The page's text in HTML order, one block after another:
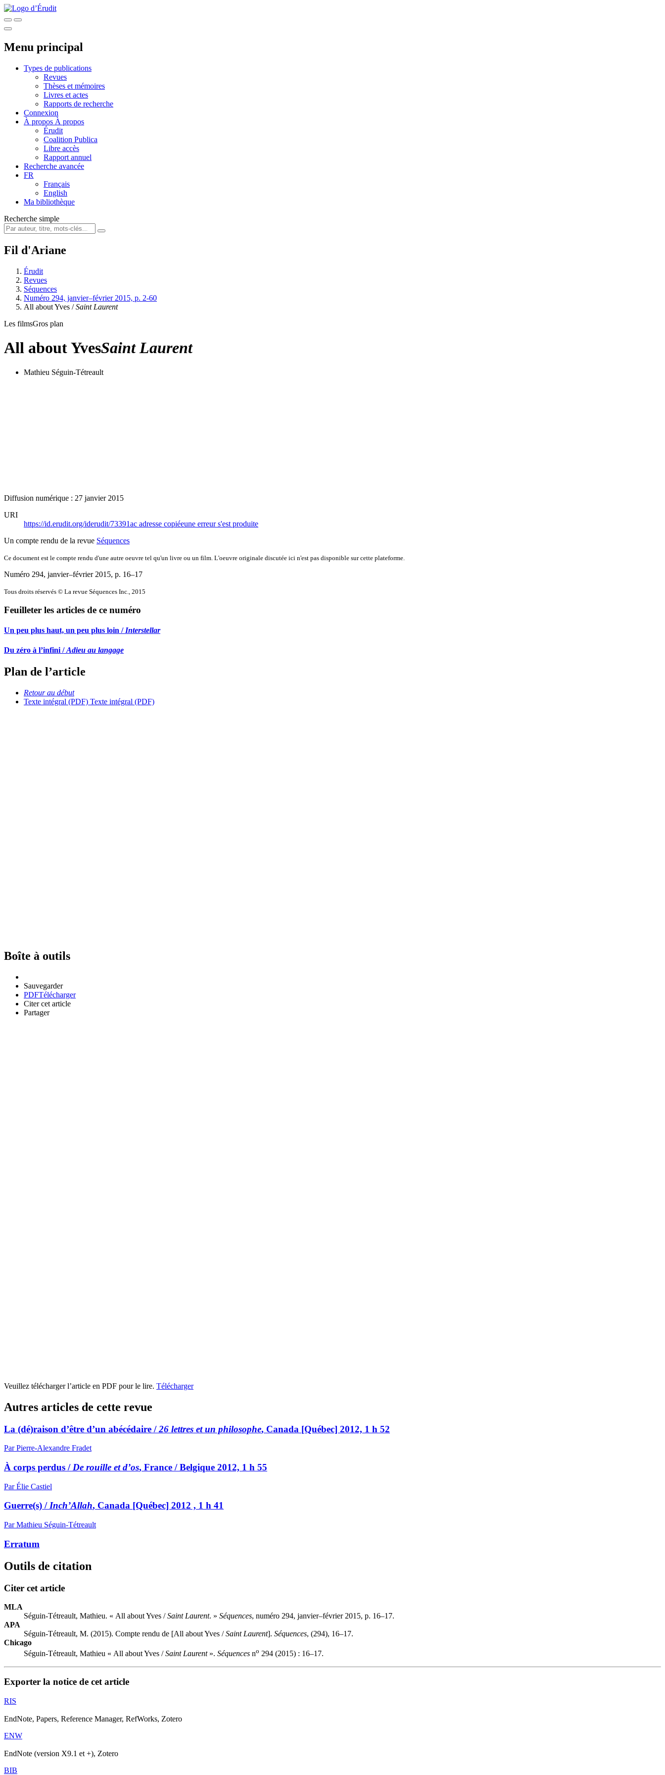
Menu principal
Types de publications
Revues
Thèses et mémoires
Livres et actes
Rapports de recherche
Connexion
À propos À propos
Érudit
Coalition Publica
Libre accès
Rapport annuel
Recherche avancée
FR
Français
English
Ma bibliothèque
Recherche simple
Fil d'Ariane
Érudit
Revues
Séquences
Numéro 294, janvier–février 2015, p. 2-60
All about Yves /Saint Laurent
Les filmsGros plan
All about YvesSaint Laurent
Mathieu Séguin-Tétreault
Diffusion numérique : 27 janvier 2015
URI
https://id.erudit.org/iderudit/73391ac adresse copiéeune erreur s'est produite
Un compte rendu de la revue Séquences
Ce document est le compte rendu d'une autre oeuvre tel qu'un livre ou un film. L'oeuvre originale discutée ici n'est pas disponible sur cette plateforme.
Numéro 294, janvier–février 2015, p. 16–17
Tous droits réservés © La revue Séquences Inc., 2015
Feuilleter les articles de ce numéro
Un peu plus haut, un peu plus loin /Interstellar
Du zéro à l’infini /Adieu au langage
Plan de l’article
Retour au début
Texte intégral (PDF) Texte intégral (PDF)
Boîte à outils
Sauvegarder
PDFTélécharger
Citer cet article
Partager
Veuillez télécharger l’article en PDF pour le lire. Télécharger
Autres articles de cette revue
La (dé)raison d’être d’un abécédaire /26 lettres et un philosophe, Canada [Québec] 2012, 1 h 52
Par Pierre-Alexandre Fradet
À corps perdus / De rouille et d’os, France / Belgique 2012, 1 h 55
Par Élie Castiel
Guerre(s) /Inch’Allah, Canada [Québec] 2012 , 1 h 41
Par Mathieu Séguin-Tétreault
Erratum
Outils de citation
Citer cet article
MLA
Séguin-Tétreault, Mathieu. « All about Yves /Saint Laurent. » Séquences, numéro 294, janvier–février 2015, p. 16–17.
APA
Séguin-Tétreault, M. (2015). Compte rendu de [All about Yves /Saint Laurent]. Séquences, (294), 16–17.
Chicago
Séguin-Tétreault, Mathieu « All about Yves /Saint Laurent». Séquences no 294 (2015) : 16–17.
Exporter la notice de cet article
RIS
EndNote, Papers, Reference Manager, RefWorks, Zotero
ENW
EndNote (version X9.1 et +), Zotero
BIB